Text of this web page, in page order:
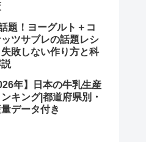
題！ヨーグルト＋コ
ッツサブレの話題レシ
失敗しない作り方と科
年】日本の牛乳生産
キング|都道府県別・
データ付き